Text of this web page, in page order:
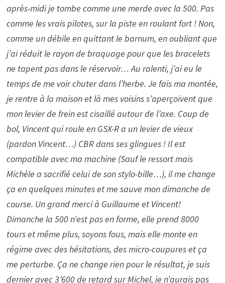
après-midi je tombe comme une merde avec la 500. Pas
comme les vrais pilotes, sur la piste en roulant fort ! Non,
comme un débile en quittant le barnum, en oubliant que
j’ai réduit le rayon de braquage pour que les bracelets
ne tapent pas dans le réservoir… Au ralenti, j’ai eu le
temps de me voir chuter dans l’herbe. Je fais ma montée,
je rentre à la maison et là mes voisins s’aperçoivent que
mon levier de frein est cisaillé autour de l’axe. Coup de
bol, Vincent qui roule en GSX-R a un levier de vieux
(pardon Vincent…) CBR dans ses glingues ! Il est
compatible avec ma machine (Sauf le ressort mais
Michèle a sacrifié celui de son stylo-bille…), il me change
ça en quelques minutes et me sauve mon dimanche de
course. Un grand merci à Guillaume et Vincent!
Dimanche la 500 n’est pas en forme, elle prend 8000
tours et même plus, soyons fous, mais elle monte en
régime avec des hésitations, des micro-coupures et ça
me perturbe. Ça ne change rien pour le résultat, je suis
dernier avec 3’600 de retard sur Michel, je n’aurais pas